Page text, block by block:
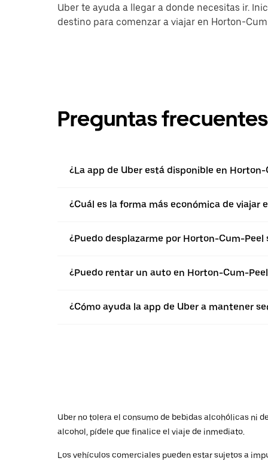
Uber te ayuda a llegar a donde necesitas ir.
destino para comenzar a viajar en Horton-
Preguntas frecuentes
¿La app de Uber está disponible en Horton-
¿Cuál es la forma más económica de viajar
¿Puedo desplazarme por Horton-Cum-Peel
¿Puedo rentar un auto en Horton-Cum-
¿Cómo ayuda la app de Uber a mantener
Uber no tolera el consumo de bebidas alcohólicas ni
alcohol, pídele que finalice el viaje de inmediato.
Los vehículos comerciales pueden estar sujetos a